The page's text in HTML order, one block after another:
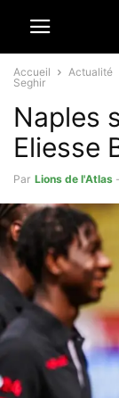
Accueil Actualité
Seghir
Naples
Eliesse
Par Lions de l'Atlas -